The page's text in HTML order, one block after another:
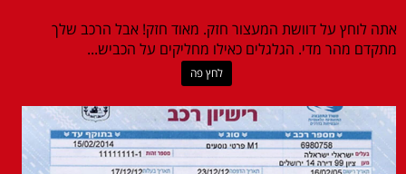
אתה לוחץ על דוושת המעצור חזק. מאוד חזק! אבל הרכב שלך
מתקדם מהר מדי. הגלגלים כאילו מחליקים על הכביש...
לחץ פה